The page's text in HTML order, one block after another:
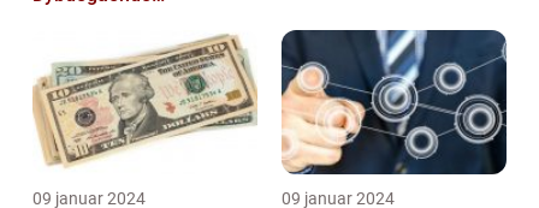
09 januar 2024 09 januar 2024